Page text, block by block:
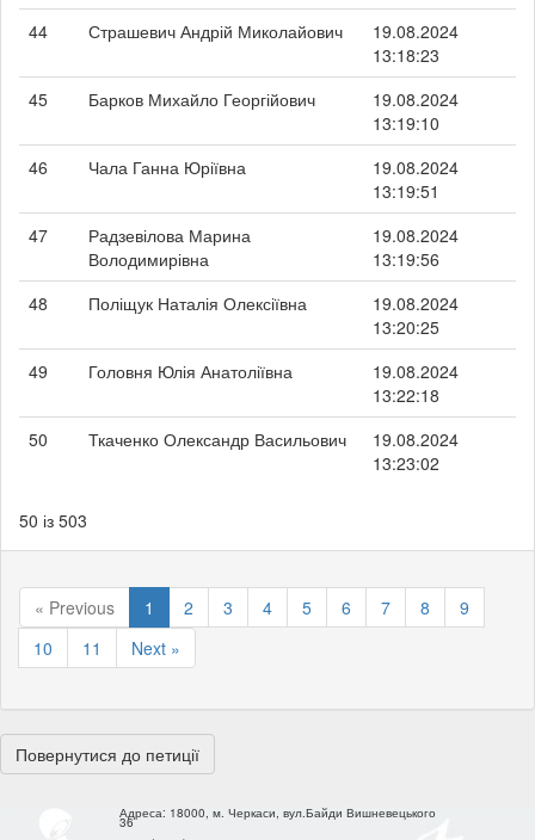
44
Страшевич Андрій Миколайович
19.08.2024
13:18:23
45
Барков Михайло Георгійович
19.08.2024
13:19:10
46
Чала Ганна Юріївна
19.08.2024
13:19:51
47
Радзевілова Марина
Володимирівна
19.08.2024
13:19:56
48
Поліщук Наталія Олексіївна
19.08.2024
13:20:25
49
Головня Юлія Анатоліївна
19.08.2024
13:22:18
50
Ткаченко Олександр Васильович
19.08.2024
13:23:02
50 із 503
« Previous 1 2 3 4 5 6 7 8
9
10
11 Next »
Повернутися до петиції
Адреса: 18000, м. Черкаси, вул.Байди Вишневецького
36